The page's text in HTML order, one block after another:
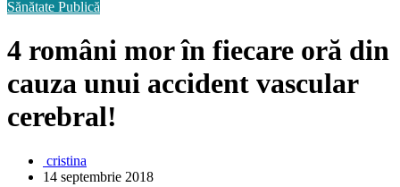
Sănătate Publică
4 români mor în fiecare oră din
cauza unui accident vascular
cerebral!
cristina
14 septembrie 2018